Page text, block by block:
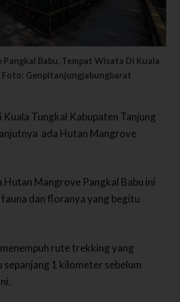
Babu, Tempat Wisata Di Kuala
Foto: Genpitanjungjabungbarat
Tungkal Kabupaten Tanjung
ada Hutan Mangrove
Mangrove Pangkal Babu ini
dan floranya yang begitu
rute trekking yang
1 kilometer sebelum